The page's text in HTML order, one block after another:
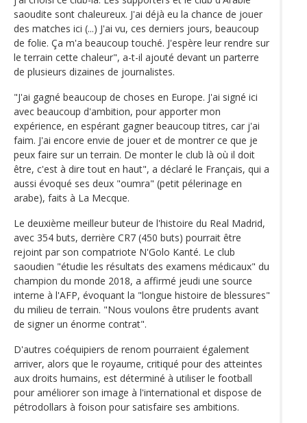
saoudite sont chaleureux. J'ai déjà eu la chance de jouer
des matches ici (...) J'ai vu, ces derniers jours, beaucoup
de folie. Ça m'a beaucoup touché. J'espère leur rendre sur
le terrain cette chaleur", a-t-il ajouté devant un parterre
de plusieurs dizaines de journalistes.
"J'ai gagné beaucoup de choses en Europe. J'ai signé ici
avec beaucoup d'ambition, pour apporter mon
expérience, en espérant gagner beaucoup titres, car j'ai
faim. J'ai encore envie de jouer et de montrer ce que je
peux faire sur un terrain. De monter le club là où il doit
être, c'est à dire tout en haut", a déclaré le Français, qui a
aussi évoqué ses deux "oumra" (petit pélerinage en
arabe), faits à La Mecque.
Le deuxième meilleur buteur de l'histoire du Real Madrid,
avec 354 buts, derrière CR7 (450 buts) pourrait être
rejoint par son compatriote N'Golo Kanté. Le club
saoudien "étudie les résultats des examens médicaux" du
champion du monde 2018, a affirmé jeudi une source
interne à l'AFP, évoquant la "longue histoire de blessures"
du milieu de terrain. "Nous voulons être prudents avant
de signer un énorme contrat".
D'autres coéquipiers de renom pourraient également
arriver, alors que le royaume, critiqué pour des atteintes
aux droits humains, est déterminé à utiliser le football
pour améliorer son image à l'international et dispose de
pétrodollars à foison pour satisfaire ses ambitions.